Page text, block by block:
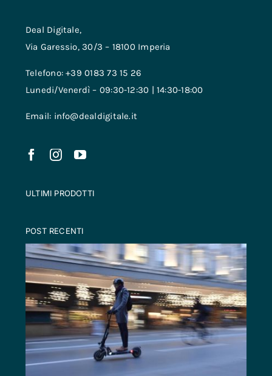
Deal Digitale,
Via Garessio, 30/3 – 18100 Imperia
Telefono: +39 0183 73 15 26
Lunedi/Venerdì – 09:30-12:30 | 14:30-18:00
Email: info@dealdigitale.it
ULTIMI PRODOTTI
POST RECENTI